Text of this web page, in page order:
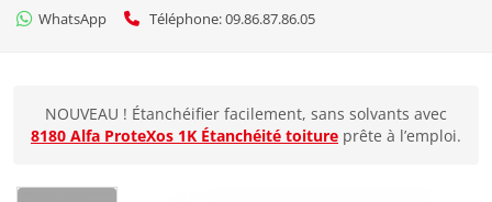
WhatsApp Téléphone: 09.86.87.86.05
NOUVEAU ! Étanchéifier facilement, sans solvants avec
8180 Alfa ProteXos 1K Étanchéité toiture prête à l’emploi.